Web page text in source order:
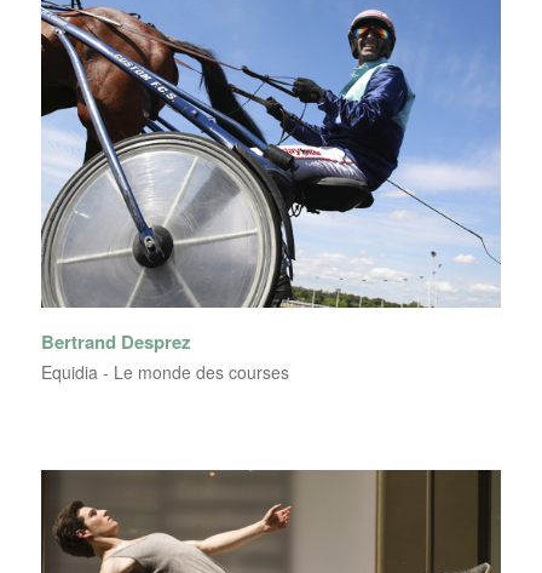
Bertrand Desprez
Equidia - Le monde des courses